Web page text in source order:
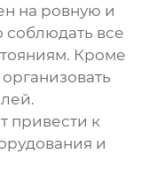
на ровную и
соблюдать все
Кроме
привести к
и